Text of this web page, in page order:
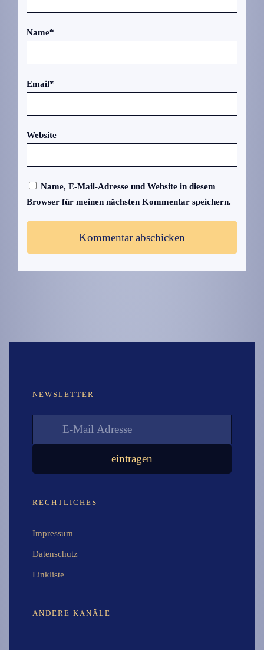
Name*
Email*
Website
Name, E-Mail-Adresse und Website in diesem
Browser für meinen nächsten Kommentar speichern.
NEWSLETTER
RECHTLICHES
Impressum
Datenschutz
Linkliste
ANDERE KANÄLE